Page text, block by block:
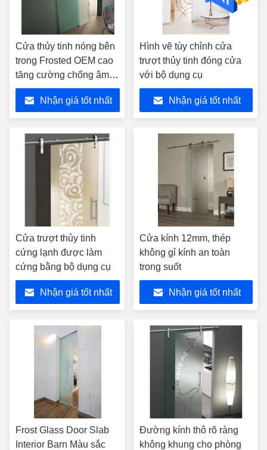
Cửa thủy tinh nóng bên
trong Frosted OEM cao
tăng cường chống âm
thanh
Nhận giá tốt nhất
Hình vẽ tùy chỉnh cửa
trượt thủy tinh đóng cửa
với bộ dụng cụ
Nhận giá tốt nhất
Cửa trượt thủy tinh
cứng lạnh được làm
cứng bằng bộ dụng cụ
Nhận giá tốt nhất
Cửa kính 12mm, thép
không gỉ kính an toàn
trong suốt
Nhận giá tốt nhất
Frost Glass Door Slab
Interior Barn Màu sắc
Đường kính thô rõ ràng
không khung cho phòng